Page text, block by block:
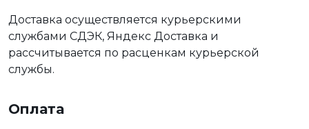
Доставка осуществляется курьерскими
службами СДЭК, Яндекс Доставка и
рассчитывается по расценкам курьерской
службы.
Оплата